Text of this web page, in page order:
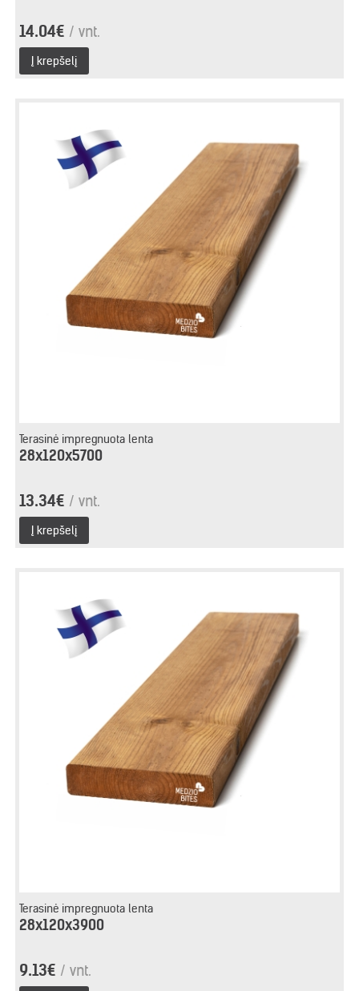
14.04€ / vnt.
Į krepšelį
Terasinė impregnuota lenta
28x120x5700
13.34€ / vnt.
Į krepšelį
Terasinė impregnuota lenta
28x120x3900
9.13€ / vnt.